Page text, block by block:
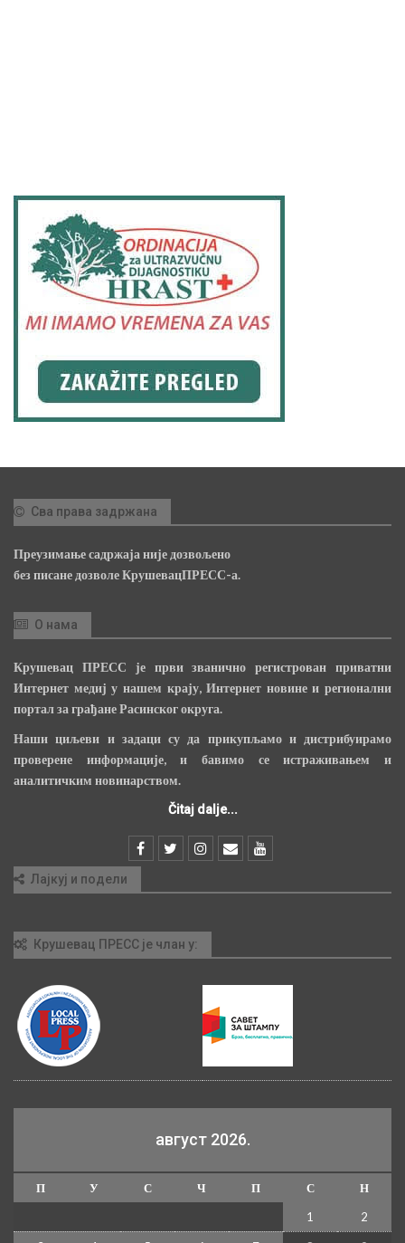
Сва права задржана
Преузимање садржаја није дозвољено
без писане дозволе КрушевацПРЕСС-а.
О нама
Крушевац ПРЕСС је први званично регистрован приватни
Интернет медиј у нашем крају, Интернет новине и регионални
портал за грађане Расинског округа.
Наши циљеви и задаци су да прикупљамо и дистрибуирамо
проверене информације, и бавимо се истраживањем и
аналитичким новинарством.
Čitaj dalje...
Лајкуј и подели
Крушевац ПРЕСС је члан у:
август 2026.
П У С Ч П С
Н
1
2